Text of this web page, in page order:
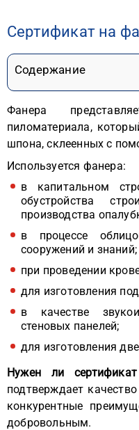
Сертификат на
Содержание
Фанера
пиломатериала,
шпона, склеенных с
Используется фанера:
в капитальном
обустройства
производства
в процессе
сооружений и знаний;
при проведении
для изготовления
в качестве
стеновых панелей;
для изготовления
Нужен ли
подтверждает
конкурентные
добровольным.